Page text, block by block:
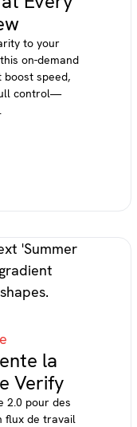
to your
on-demand
speed,
control—
la
Verify
2.0 pour des
flux de travail